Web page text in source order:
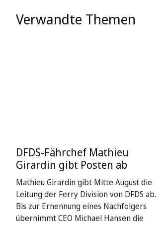
Verwandte Themen
DFDS-Fährchef Mathieu
Girardin gibt Posten ab
Mathieu Girardin gibt Mitte August die
Leitung der Ferry Division von DFDS ab.
Bis zur Ernennung eines Nachfolgers
übernimmt CEO Michael Hansen die